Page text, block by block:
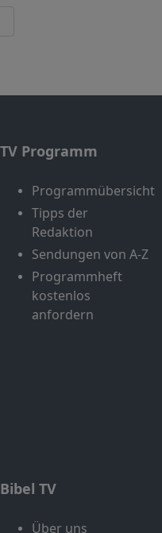
TV Programm
Programmübersicht
Tipps der
Redaktion
Sendungen von A-Z
Programmheft
kostenlos
anfordern
Bibel TV
Über uns